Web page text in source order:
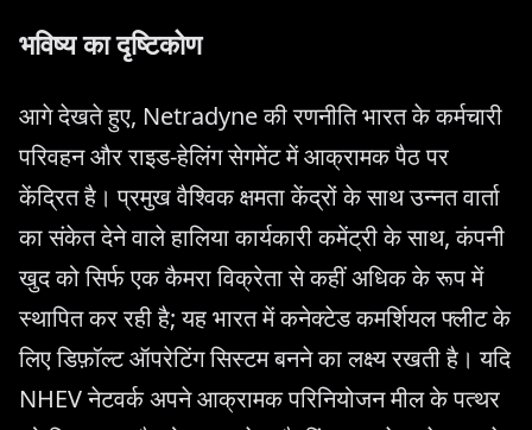
भविष्य का दृष्टिकोण
आगे देखते हुए, Netradyne की रणनीति भारत के कर्मचारी
परिवहन और राइड-हेलिंग सेगमेंट में आक्रामक पैठ पर
केंद्रित है। प्रमुख वैश्विक क्षमता केंद्रों के साथ उन्नत वार्ता
का संकेत देने वाले हालिया कार्यकारी कमेंट्री के साथ, कंपनी
खुद को सिर्फ एक कैमरा विक्रेता से कहीं अधिक के रूप में
स्थापित कर रही है; यह भारत में कनेक्टेड कमर्शियल फ्लीट के
लिए डिफ़ॉल्ट ऑपरेटिंग सिस्टम बनने का लक्ष्य रखती है। यदि
NHEV नेटवर्क अपने आक्रामक परिनियोजन मील के पत्थर